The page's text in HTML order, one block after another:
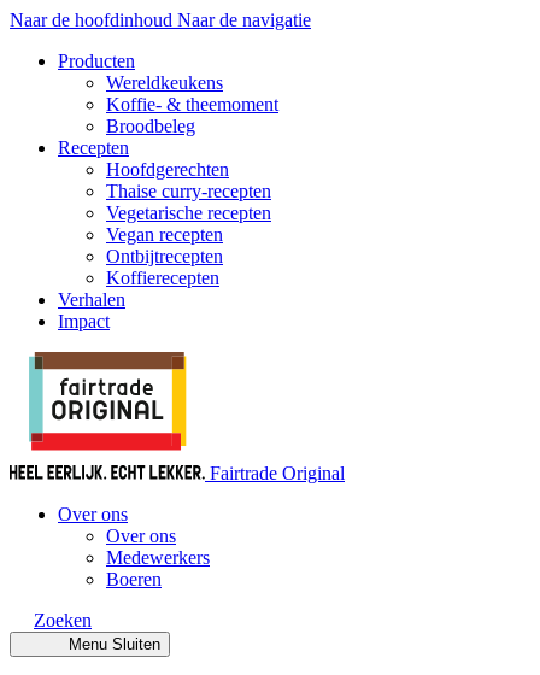
Naar de hoofdinhoud Naar de navigatie
Producten
Wereldkeukens
Koffie- & theemoment
Broodbeleg
Recepten
Hoofdgerechten
Thaise curry-recepten
Vegetarische recepten
Vegan recepten
Ontbijtrecepten
Koffierecepten
Verhalen
Impact
Fairtrade Original
Over ons
Over ons
Medewerkers
Boeren
Zoeken
Menu Sluiten